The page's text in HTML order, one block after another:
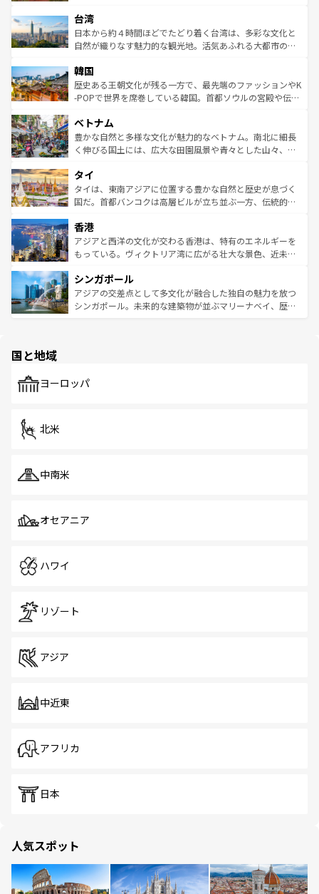
ならではの贅沢な旅のスタイルだ。 なお、新着のアメリカ
情報はコンテンツ一覧を参照してほしい。
れるおもてなしの心で訪れる人々を迎えてくれるハワイの
人々、おいしいローカルフードやハワイアンミュージッ
ク、伝統的なフラダンスなど、すべてがハワイの魅力を彩
ワイを、存分に味わってほしい。 なお、新着のハワイ情報
はコンテンツ一覧を参照してほしい。
リアリーフや大陸中央部にそびえるウルル（エアーズロッ
ク）、タスマニアの美しい原生林やケアンズの熱帯雨林な
ど、見どころがたくさん。また、カフェやワイン、オージ
いる。アクティビティも充実しており、サーフィンやダイ
ビング、ハイキングなど、アウトドア好きにはたまらな
い。オーストラリアの多彩な魅力を存分に味わいつくそ
参照してほしい。
台湾
日本から約４時間ほどでたどり着く台湾は、多彩な文化と
自然が織りなす魅力的な観光地。活気あふれる大都市の台
ン）、静ひつな山岳地帯である台湾東部など、都市の喧騒
と山間の静けさが共存しており、訪れる人に新しい発見と
驚きをもたらしてくれる。また、奥深い台湾の食文化も魅
容にもいいと評判のスイーツなど、バラエティ豊かな料理
が味わえる。 なお、新着の台湾情報は コンテンツ一覧を参
照してほしい。
韓国
歴史ある王朝文化が残る一方で、最先端のファッションやK
-POPで世界を席巻している韓国。首都ソウルの宮殿や伝統
き、地方に足を延ばせば四季折々の自然美を楽しむことが
できる。そして、キムチや焼肉、絶品のストリートフード
まで、さまざまな韓国料理が待っている。夜には、韓国な
リティに包まれながら、韓国の多彩な魅力を心ゆくまで味
わってみてほしい。 なお、新着の韓国情報はコンテンツ一
覧を参照してほしい。
ベトナム
豊かな自然と多様な文化が魅力的なベトナム。南北に細長
く伸びる国土には、広大な田園風景や青々とした山々、世
急速な発展と共に伝統が息づく。ハノイの古い町並みやホ
ーチミン市のフランス統治時代の建物も、独特の雰囲気を
醸し出している。また、バラエティの豊かさとおいしさで
とつ。フォーやバインミー、ベトナムコーヒーなどは、ぜ
ひ現地で味わいたい。どの地域を訪れてもあたたかい人々
が旅行者を迎えてくれるので、きっと忘れられない旅にな
参照してほしい。
タイ
タイは、東南アジアに位置する豊かな自然と歴史が息づく
国だ。首都バンコクは高層ビルが立ち並ぶ一方、伝統的な
の活気が交差している。北部ではチェンマイなどの山岳地
帯で自然と触れ合い、南部ではプーケットやクラビの美し
いビーチでリゾート気分を楽しむことができる。タイ料理
激する。気候は一年中温暖で、どの季節にも異なる楽しみ
が待っている。親しみやすいタイの人々、仏教を中心とし
た文化、そして多様な観光資源が、訪れる旅人を魅了し続
香港
アジアと西洋の文化が交わる香港は、特有のエネルギーを
もっている。ヴィクトリア湾に広がる壮大な景色、近未来
み、どこを訪れても感動するはず。観光スポットが密集し
ており、効率よく見どころを回れるのも魅力。息をのむよ
うな絶景から文化的な体験まで、香港を存分に楽しみ尽く
シンガポール
アジアの交差点として多文化が融合した独自の魅力を放つ
シンガポール。未来的な建築物が並ぶマリーナベイ、歴史
で、ホーカーズは地元の風情を楽しめる外せないスポット
国と地域
ヨーロッパ
北米
中南米
オセアニア
ハワイ
リゾート
アジア
中近東
アフリカ
日本
人気スポット